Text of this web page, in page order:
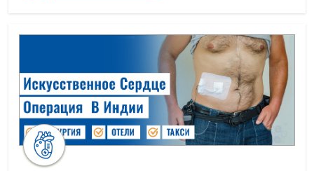
Лейкемия
Гистерэктомия Матки Хирургия
Операция Lasik
зубной имплант
Гипоспадия Операция
Трансплантация печени у детей